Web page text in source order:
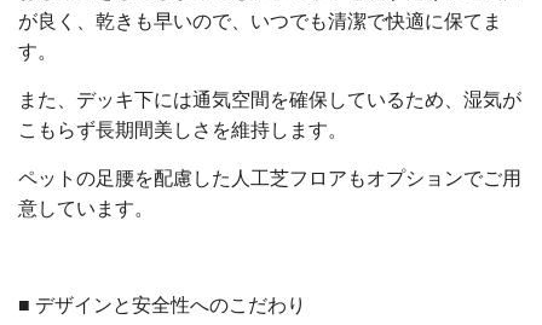
が良く、乾きも早いので、いつでも清潔で快適に保てま
す。
また、デッキ下には通気空間を確保しているため、湿気が
こもらず長期間美しさを維持します。
ペットの足腰を配慮した人工芝フロアもオプションでご用
意しています。
■ デザインと安全性へのこだわり